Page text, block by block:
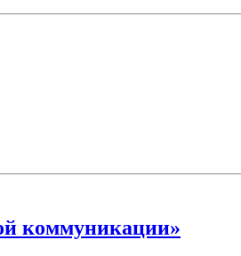
коммуникации»